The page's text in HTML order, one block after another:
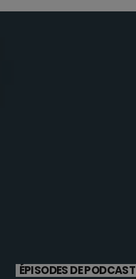
ÉPISODES DE PODCAST